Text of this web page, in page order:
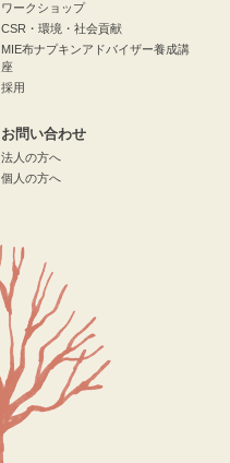
ワークショップ
CSR・環境・社会貢献
MIE布ナプキンアドバイザー養成講
座
採用
お問い合わせ
法人の方へ
個人の方へ